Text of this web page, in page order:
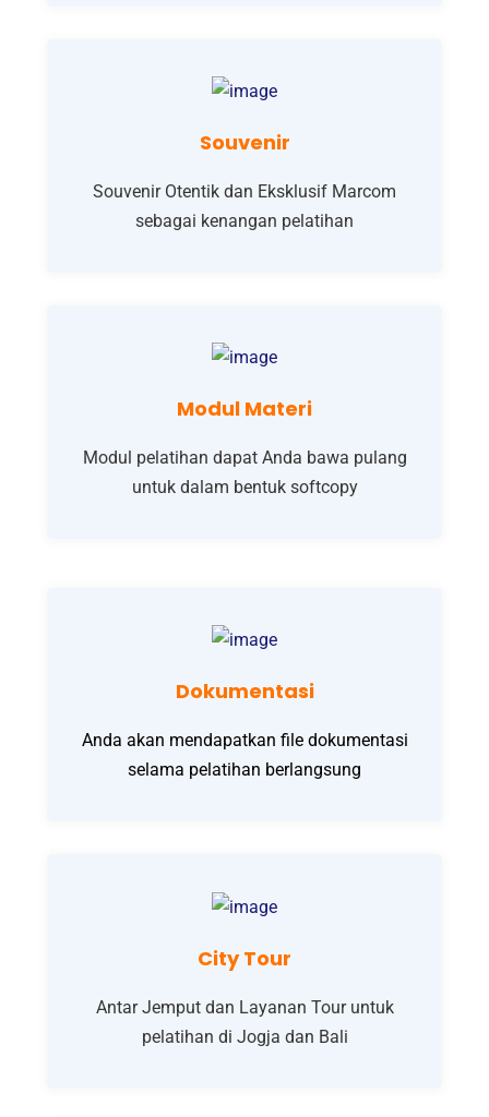
Souvenir
Souvenir Otentik dan Eksklusif Marcom
sebagai kenangan pelatihan
Modul Materi
Modul pelatihan dapat Anda bawa pulang
untuk dalam bentuk softcopy
Dokumentasi
Anda akan mendapatkan file dokumentasi
selama pelatihan berlangsung
City Tour
Antar Jemput dan Layanan Tour untuk
pelatihan di Jogja dan Bali